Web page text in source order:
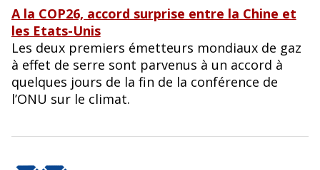
A la COP26, accord surprise entre la Chine et
les Etats-Unis
Les deux premiers émetteurs mondiaux de gaz
à effet de serre sont parvenus à un accord à
quelques jours de la fin de la conférence de
l’ONU sur le climat.